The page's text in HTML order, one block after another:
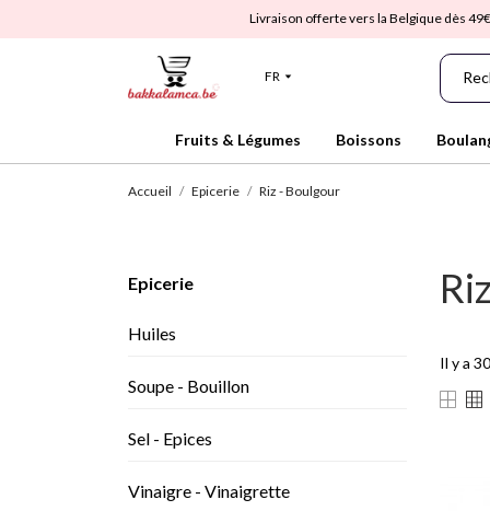
Livraison offerte vers la Belgique dès
FR
Fruits & Légumes Boissons
Accueil Epicerie Riz - Boulgour
Epicerie
Huiles
Soupe - Bouillon
Sel - Epices
Vinaigre - Vinaigrette
Il y a